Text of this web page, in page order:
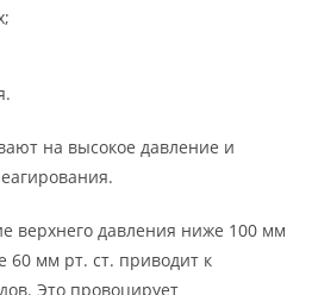
на высокое давление и
верхнего давления ниже 100 мм
60 мм рт. ст. приводит к
Это провоцирует